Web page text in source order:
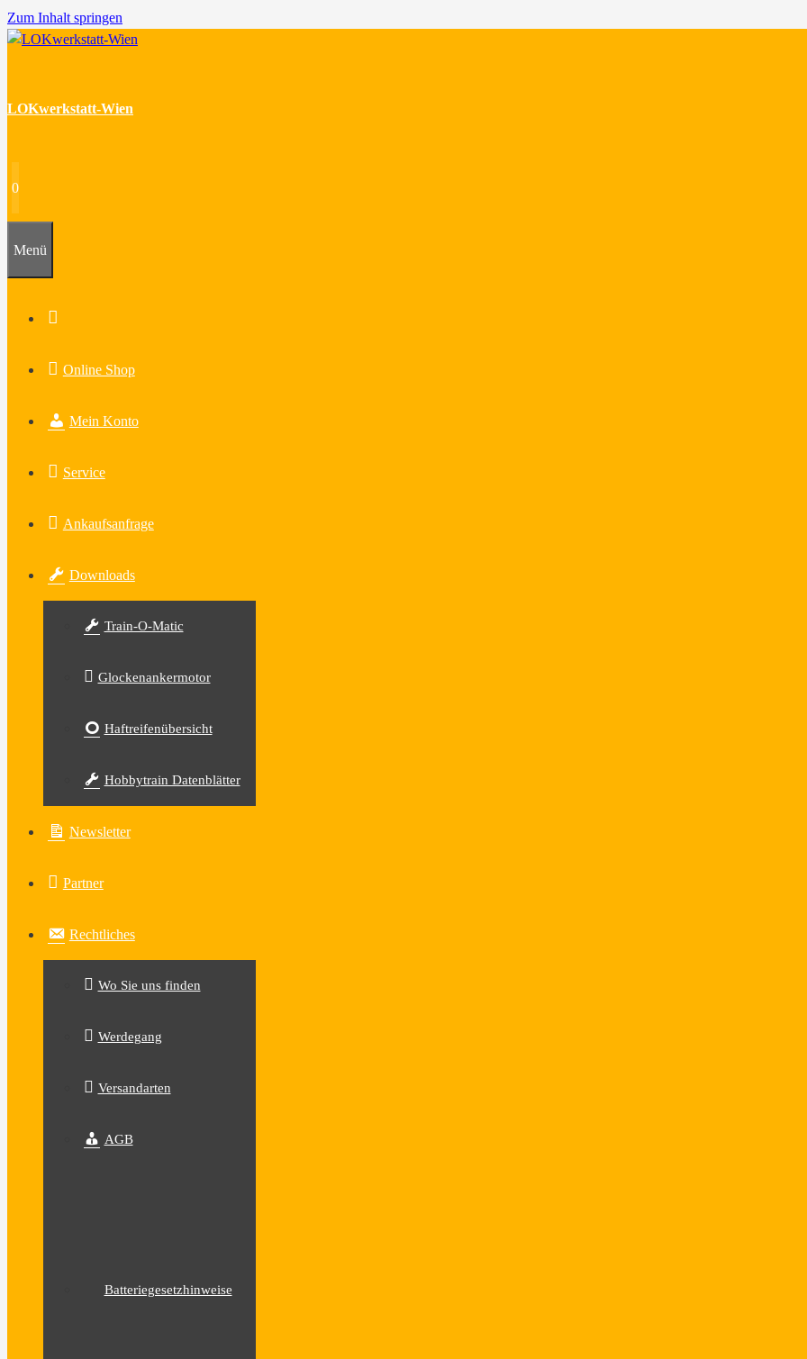
Zum Inhalt springen
LOKwerkstatt-Wien
0
Menü
Online Shop
Mein Konto
Service
Ankaufsanfrage
Downloads
Train-O-Matic
Glockenankermotor
Haftreifenübersicht
Hobbytrain Datenblätter
Newsletter
Partner
Rechtliches
Wo Sie uns finden
Werdegang
Versandarten
AGB
Batteriegesetzhinweise